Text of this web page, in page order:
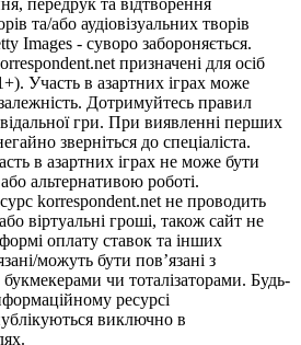
та/або аудіовізуальних творів
Images - суворо забороняється.
призначені для осіб
Участь в азартних іграх може
Дотримуйтесь правил
гри. При виявленні перших
зверніться до спеціаліста.
в азартних іграх не може бути
альтернативою роботі.
korrespondent.net не проводить
віртуальні гроші, також сайт не
оплату ставок та інших
можуть бути пов’язані з
чи тоталізаторами. Будь-
ресурсі
виключно в